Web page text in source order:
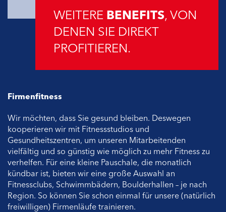
WEITERE BENEFITS , VON
DENEN SIE DIREKT
PROFITIEREN.
Firmenfitness
Wir möchten, dass Sie gesund bleiben. Deswegen
kooperieren wir mit Fitnessstudios und
Gesundheitszentren, um unseren Mitarbeitenden
vielfältig und so günstig wie möglich zu mehr Fitness zu
verhelfen. Für eine kleine Pauschale, die monatlich
kündbar ist, bieten wir eine große Auswahl an
Fitnessclubs, Schwimmbädern, Boulderhallen – je nach
Region. So können Sie schon einmal für unsere (natürlich
freiwilligen) Firmenläufe trainieren.